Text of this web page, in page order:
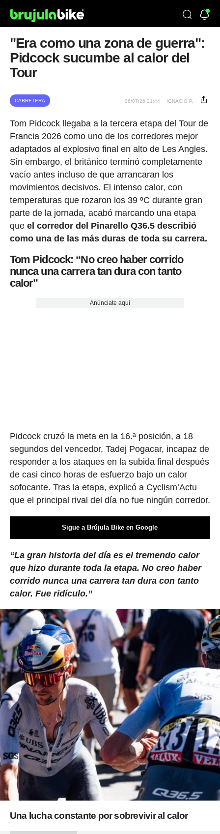
"Era como una zona de guerra":
Pidcock sucumbe al calor del
Tour
CARRETERA 06/07/26 21:44 IGNACIO P.
Tom Pidcock llegaba a la tercera etapa del Tour de
Francia 2026 como uno de los corredores mejor
adaptados al explosivo final en alto de Les Angles.
Sin embargo, el británico terminó completamente
vacío antes incluso de que arrancaran los
movimientos decisivos. El intenso calor, con
temperaturas que rozaron los 39 ºC durante gran
parte de la jornada, acabó marcando una etapa
que el corredor del Pinarello Q36.5 describió
como una de las más duras de toda su carrera.
Tom Pidcock: “No creo haber corrido
nunca una carrera tan dura con tanto
calor”
Anúnciate aquí
Pidcock cruzó la meta en la 16.ª posición, a 18
segundos del vencedor, Tadej Pogacar, incapaz de
responder a los ataques en la subida final después
de casi cinco horas de esfuerzo bajo un calor
sofocante. Tras la etapa, explicó a Cyclism’Actu
que el principal rival del día no fue ningún corredor.
Sigue a Brújula Bike en Google
“La gran historia del día es el tremendo calor
que hizo durante toda la etapa. No creo haber
corrido nunca una carrera tan dura con tanto
calor. Fue ridículo.”
Una lucha constante por sobrevivir al calor